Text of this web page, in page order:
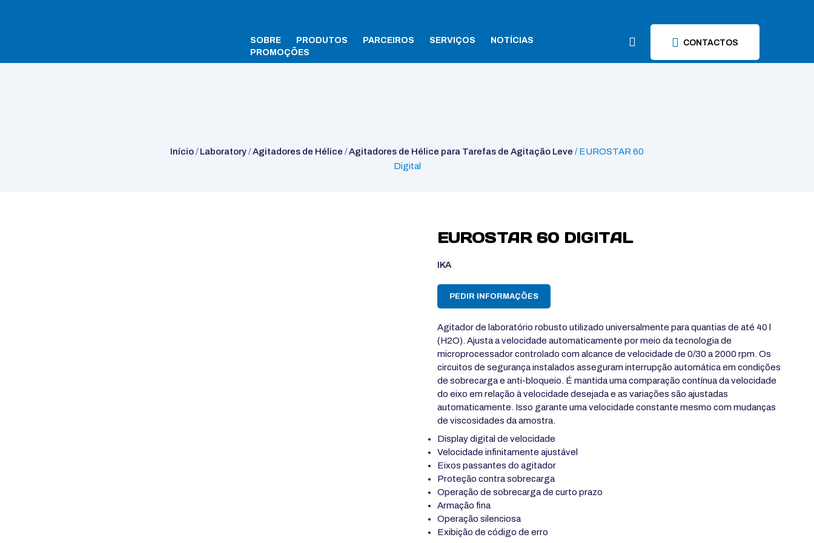
SOBRE PRODUTOS PARCEIROS SERVIÇOS
NOTÍCIAS
PROMOÇÕES
CONTACTOS
Início/Laboratory/Agitadores de Hélice /Agitadores de Hélice para Tarefas de Agitação Leve / EUROSTAR 60
Digital
EUROSTAR 60 DIGITAL
IKA
PEDIR INFORMAÇÕES
Agitador de laboratório robusto utilizado universalmente para quantias de até 40 l
(H2O). Ajusta a velocidade automaticamente por meio da tecnologia de
microprocessador controlado com alcance de velocidade de 0/30 a 2000 rpm. Os
circuitos de segurança instalados asseguram interrupção automática em condições
de sobrecarga e anti-bloqueio. É mantida uma comparação contínua da velocidade
do eixo em relação à velocidade desejada e as variações são ajustadas
automaticamente. Isso garante uma velocidade constante mesmo com mudanças
de viscosidades da amostra.
Display digital de velocidade
Velocidade infinitamente ajustável
Eixos passantes do agitador
Proteção contra sobrecarga
Operação de sobrecarga de curto prazo
Armação fina
Operação silenciosa
Exibição de código de erro